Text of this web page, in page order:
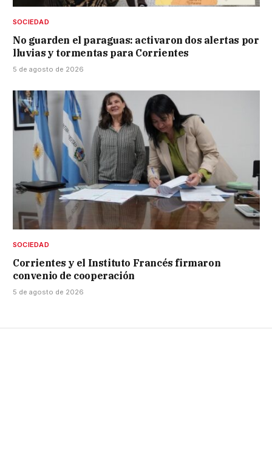
SOCIEDAD
No guarden el paraguas: activaron dos alertas por
lluvias y tormentas para Corrientes
5 de agosto de 2026
SOCIEDAD
Corrientes y el Instituto Francés firmaron
convenio de cooperación
5 de agosto de 2026